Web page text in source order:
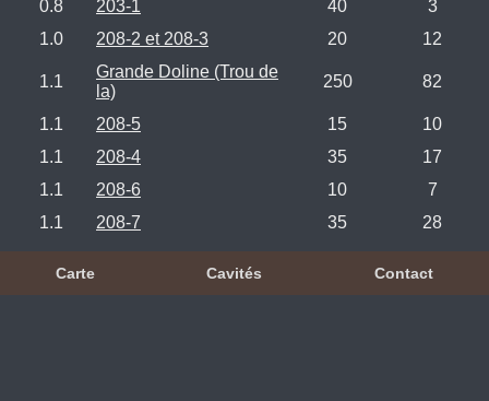
0.8
203-1 40
3
1.0
208-2 et 208-3 20 12
1.1
Grande Doline (Trou de
la)
250 82
1.1 208-5 15
10
1.1
208-4 35
17
1.1
208-6 10
7
1.1
208-7 35 28
Carte Cavités Contact